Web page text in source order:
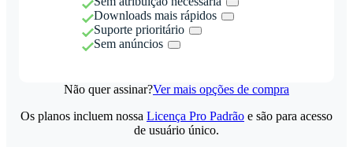
Downloads mais rápidos
Suporte prioritário
Sem anúncios
Não quer assinar?Ver mais opções de compra
Os planos incluem nossa Licença Pro Padrão e são para acesso
de usuário único.